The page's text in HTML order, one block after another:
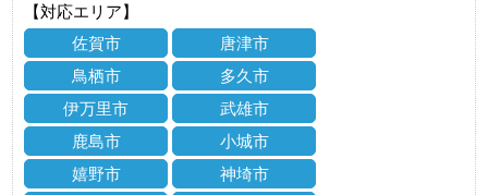
【対応エリア】
佐賀市
唐津市
鳥栖市
多久市
伊万里市
武雄市
鹿島市
小城市
嬉野市
神埼市